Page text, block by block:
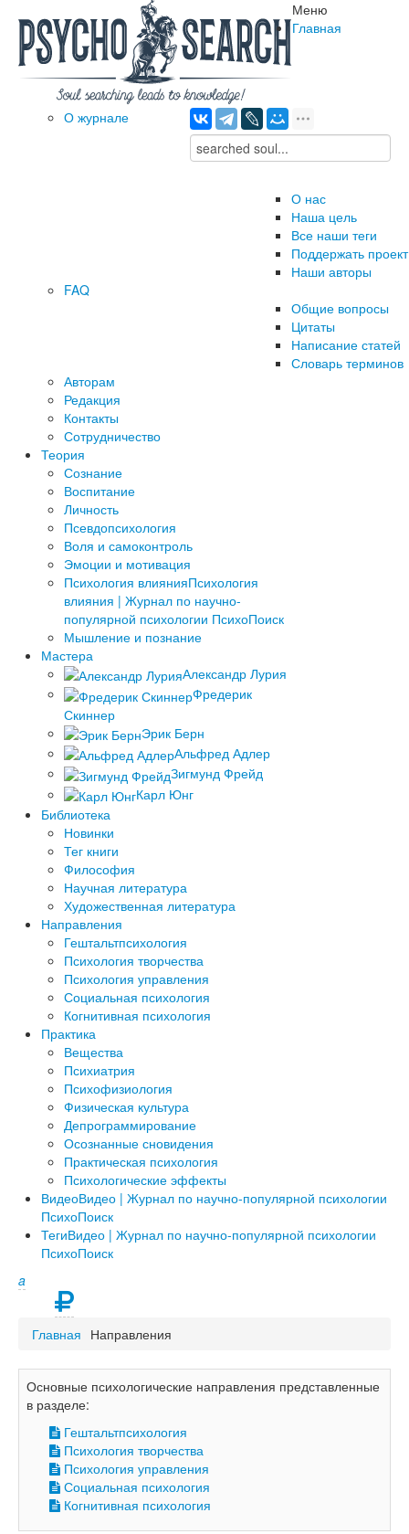
Меню
Главная
О журнале
О нас
Наша цель
Все наши теги
Поддержать проект
Наши авторы
FAQ
Общие вопросы
Цитаты
Написание статей
Словарь терминов
Авторам
Редакция
­Контакты
Сотрудничество
Теория
Сознание
Воспитание
Личность
Псевдопсихология
Воля и самоконтроль
Эмоции и мотивация
Психология влиянияПсихология
влияния | Журнал по научно-
популярной психологии ПсихоПоиск
Мышление и познание
Мастера
Александр Лурия
Фредерик
Скиннер
Эрик Берн
Альфред Адлер
Зигмунд Фрейд
Карл Юнг
Библиотека
Новинки
Тег книги
Философия
Научная литература
Художественная литература
Направления
Гештальтпсихология
Психология творчества
Психология управления
Социальная психология
Когнитивная психология
Практика
Вещества
Психиатрия
Психофизиология
Физическая культура
Депрограммирование
Осознанные сновидения
Практическая психология
Психологические эффекты
ВидеоВидео | Журнал по научно-популярной психологии
ПсихоПоиск
ТегиВидео | Журнал по научно-популярной психологии
ПсихоПоиск
a
Главная Направления
Основные психологические направления представленные
в разделе:
Гештальтпсихология
Психология творчества
Психология управления
Социальная психология
Когнитивная психология